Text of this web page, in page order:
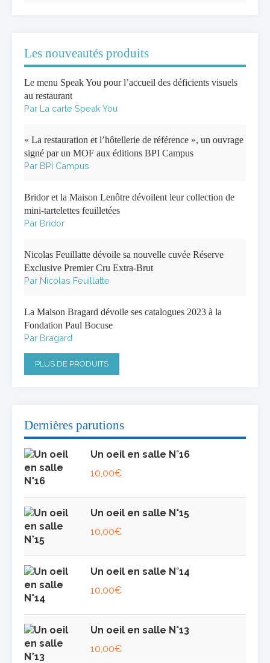
Les nouveautés produits
Le menu Speak You pour l’accueil des déficients visuels
au restaurant
Par La carte Speak You
« La restauration et l’hôtellerie de référence », un ouvrage
signé par un MOF aux éditions BPI Campus
Par BPI Campus
Bridor et la Maison Lenôtre dévoilent leur collection de
mini-tartelettes feuilletées
Par Bridor
Nicolas Feuillatte dévoile sa nouvelle cuvée Réserve
Exclusive Premier Cru Extra-Brut
Par Nicolas Feuillatte
La Maison Bragard dévoile ses catalogues 2023 à la
Fondation Paul Bocuse
Par Bragard
PLUS DE PRODUITS
Dernières parutions
Un oeil en salle N°16
10,00€
Un oeil en salle N°15
10,00€
Un oeil en salle N°14
10,00€
Un oeil en salle N°13
10,00€